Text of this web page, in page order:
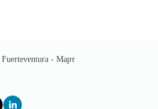
Fuerteventura - Март